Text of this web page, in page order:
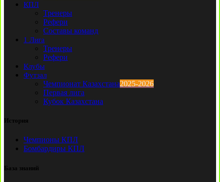
КПЛ
Тренеры
Рефери
Составы команд
1 Лига
Тренеры
Рефери
Клубы
Футзал
Чемпионат Казахстана2025-2026
Первая лига
Кубок Казахстана
История
Чемпионы КПЛ
Бомбардиры КПЛ
База знаний